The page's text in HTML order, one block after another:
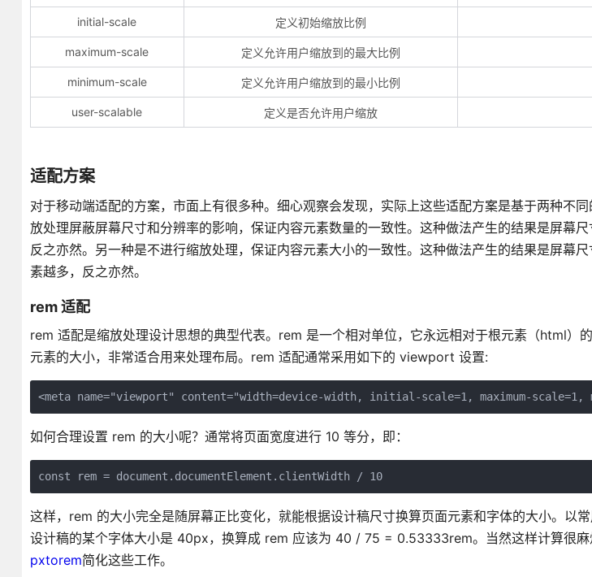
initial-scale 定义初始缩放比例
maximum-scale 定义允许用户缩放到的最大比例
minimum-scale 定义允许用户缩放到的最小比例
user-scalable 定义是否允许用户缩放
适配方案
对于移动端适配的方案，市面上有很多种。细心观察会发现，实际上这些适配方案是基于两种不
放处理屏蔽屏幕尺寸和分辨率的影响，保证内容元素数量的一致性。这种做法产生的结果是屏幕尺
反之亦然。另一种是不进行缩放处理，保证内容元素大小的一致性。这种做法产生的结果是屏幕
素越多，反之亦然。
rem 适配
rem 适配是缩放处理设计思想的典型代表。rem 是一个相对单位，它永远相对于根元素（html）
元素的大小，非常适合用来处理布局。rem 适配通常采用如下的 viewport 设置:
如何合理设置 rem 的大小呢？通常将页面宽度进行 10 等分，即：
const rem = document.documentElement.clientWidth / 10
这样，rem 的大小完全是随屏幕正比变化，就能根据设计稿尺寸换算页面元素和字体的大小。以
设计稿的某个字体大小是 40px，换算成 rem 应该为 40 / 75 = 0.53333rem。当然这样计算很麻
pxtorem简化这些工作。